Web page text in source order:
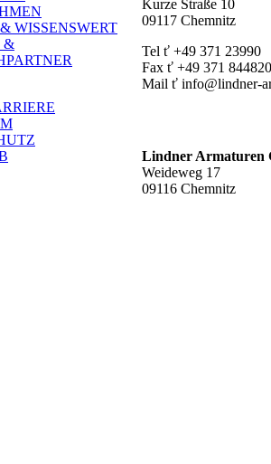
WISSENSWERT
&
Kurze Straße 10
09117 Chemnitz
Tel ť +49 371 23990
Fax ť +49 371
Mail ť info@lindner-
Lindner Armaturen
Weideweg 17
09116 Chemnitz